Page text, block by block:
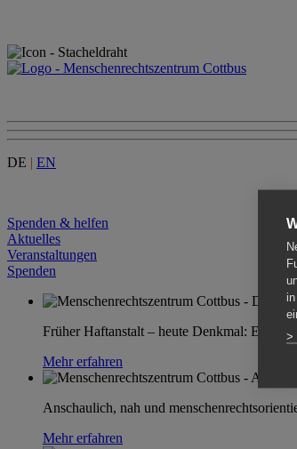
DE | EN
Spenden & helfen
Aktuelles
Veranstaltungen
Spenden
Früher Haftanstalt – heute Denkmal: Einen
Mehr erfahren
Anschaulich, nah und
Mehr erfahren
>